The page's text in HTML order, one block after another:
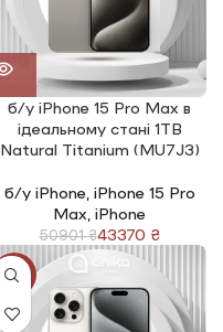
б/у iPhone 15 Pro Max в
ідеальному стані 1TB
Natural Titanium (MU7J3)
б/у iPhone, iPhone 15 Pro
Max iPhone
50901₴43370 ₴
-15%